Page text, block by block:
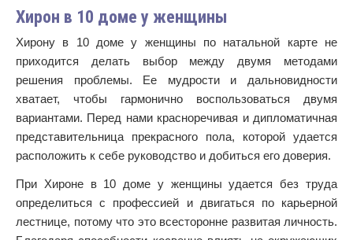
Хирон в 10 доме у женщины
Хирону в 10 доме у женщины по натальной карте не
приходится делать выбор между двумя методами
решения проблемы. Ее мудрости и дальновидности
хватает, чтобы гармонично воспользоваться двумя
вариантами. Перед нами красноречивая и дипломатичная
представительница прекрасного пола, которой удается
расположить к себе руководство и добиться его доверия.
При Хироне в 10 доме у женщины удается без труда
определиться с профессией и двигаться по карьерной
лестнице, потому что это всесторонне развитая личность.